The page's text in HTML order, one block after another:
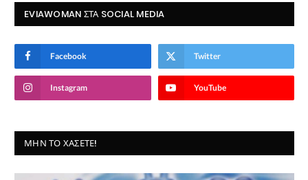
EVIAWOMAN ΣΤΑ SOCIAL MEDIA
Facebook Twitter
Instagram YouTube
ΜΗΝ ΤΟ ΧΆΣΕΤΕ!